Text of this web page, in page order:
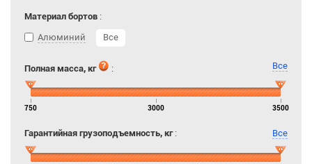
Материал бортов :
Алюминий
Все
Полная масса, кг : Все
750 3000 3500
Гарантийная грузоподъемность, кг: Все